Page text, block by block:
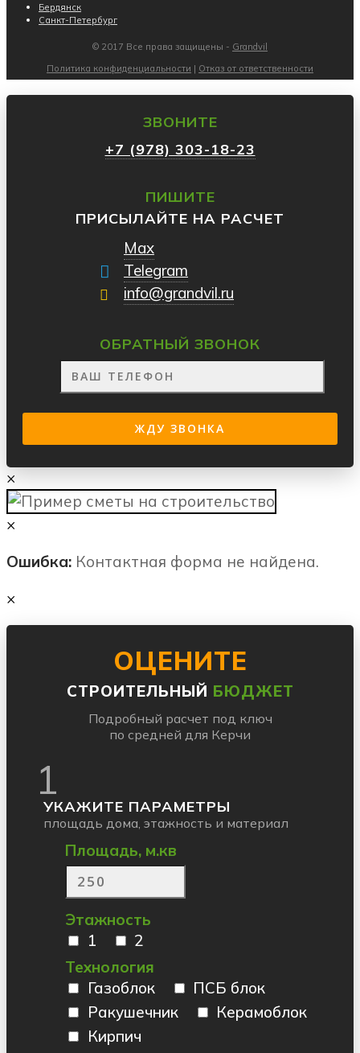
Бердянск
Санкт-Петербург
© 2017 Все права защищены - Grandvil
Политика конфиденциальности | Отказ от ответственности
ЗВОНИТЕ
+7 (978) 303-18-23
ПИШИТЕ
ПРИСЫЛАЙТЕ НА РАСЧЕТ
Max
Telegram
info@grandvil.ru
ОБРАТНЫЙ ЗВОНОК
×
×
Ошибка: Контактная форма не найдена.
×
ОЦЕНИТЕ
СТРОИТЕЛЬНЫЙ БЮДЖЕТ
Подробный расчет под ключ
по средней для Керчи
1
УКАЖИТЕ ПАРАМЕТРЫ
площадь дома, этажность и материал
Площадь, м.кв
Этажность
1
2
Технология
Газоблок
ПСБ блок
Ракушечник
Керамоблок
Кирпич